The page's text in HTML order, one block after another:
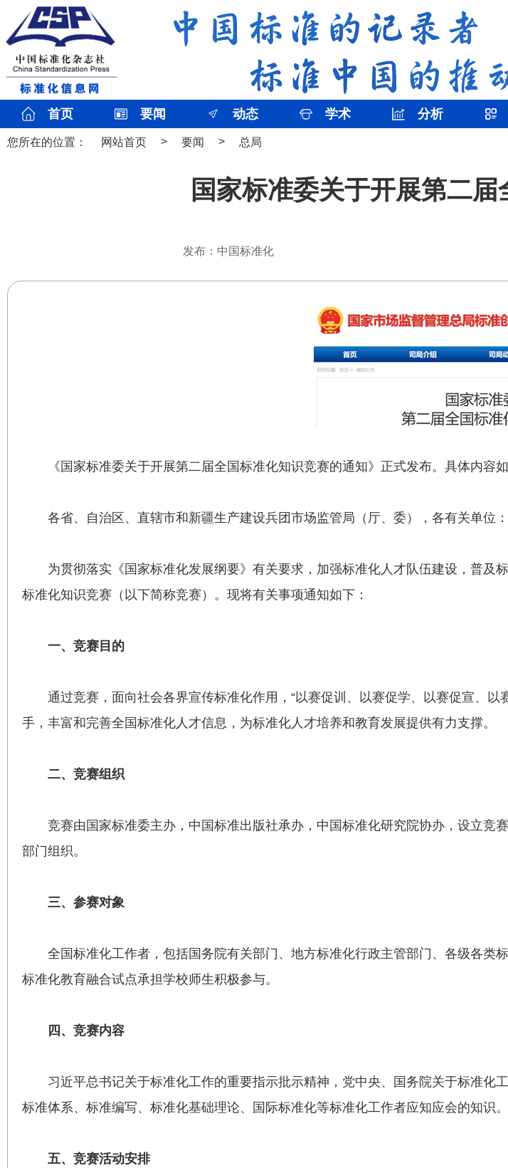
首页 要闻 动态 学术 分析
您所在的位置： 网站首页 > 要闻 > 总局
国家标准委关于开展第二
发布：中国标准化
《国家标准委关于开展第二届全国标准化知识竞赛的通知》正式发布。具体内容如
各省、自治区、直辖市和新疆生产建设兵团市场监管局（厅、委），各有关单位：
为贯彻落实《国家标准化发展纲要》有关要求，加强标准化人才队伍建设，普
标准化知识竞赛（以下简称竞赛）。现将有关事项通知如下：
一、竞赛目的
通过竞赛，面向社会各界宣传标准化作用，“以赛促训、以赛促学、以赛促宣、
手，丰富和完善全国标准化人才信息，为标准化人才培养和教育发展提供有力支撑。
二、竞赛组织
竞赛由国家标准委主办，中国标准出版社承办，中国标准化研究院协办，设立
部门组织。
三、参赛对象
全国标准化工作者，包括国务院有关部门、地方标准化行政主管部门、各级各
标准化教育融合试点承担学校师生积极参与。
四、竞赛内容
习近平总书记关于标准化工作的重要指示批示精神，党中央、国务院关于标准
标准体系、标准编写、标准化基础理论、国际标准化等标准化工作者应知应会的知识。
五、竞赛活动安排